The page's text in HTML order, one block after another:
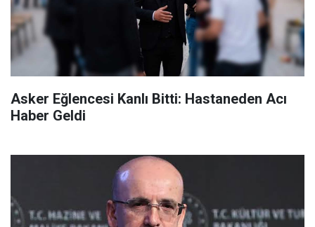
Asker Eğlencesi Kanlı Bitti: Hastaneden Acı
Haber Geldi